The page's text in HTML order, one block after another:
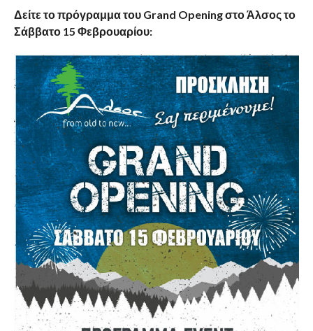
Δείτε το πρόγραμμα του Grand Opening στο Άλσος το
Σάββατο 15 Φεβρουαρίου: